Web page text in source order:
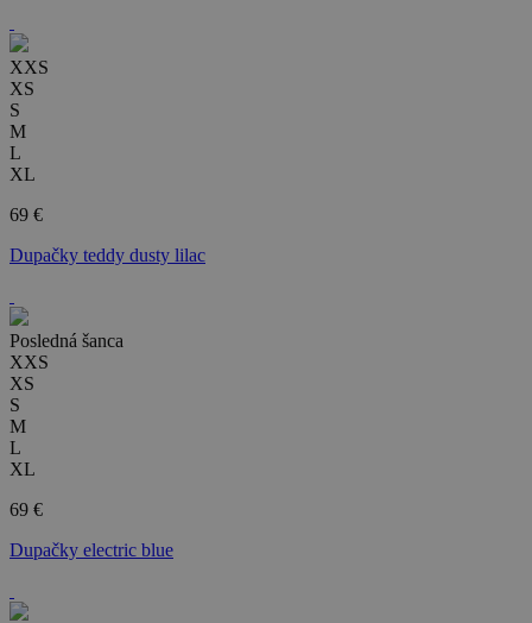
XXS
XS
S
M
L
XL
69 €
Dupačky teddy dusty lilac
Posledná šanca
XXS
XS
S
M
L
XL
69 €
Dupačky electric blue